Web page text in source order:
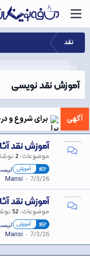
نقد
آموزش نقد نویسی
آگهی برای شروع و
آموزش نقد
موضوعات 2
آموزش
7/3/26
Mansi
آموزش نقد
موضوعات 52
آموزش
7/3/26
Mansi